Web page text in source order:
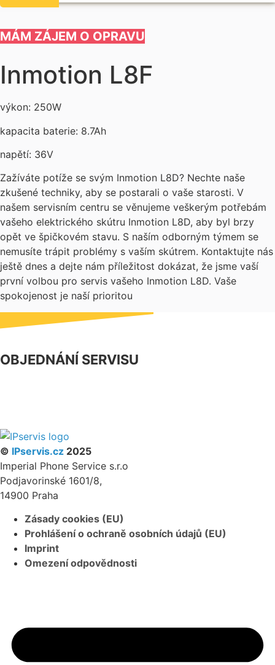
MÁM ZÁJEM O OPRAVU
Inmotion L8F
výkon: 250W
kapacita baterie: 8.7Ah
napětí: 36V
Zažíváte potíže se svým Inmotion L8D? Nechte naše
zkušené techniky, aby se postarali o vaše starosti. V
našem servisním centru se věnujeme veškerým potřebám
vašeho elektrického skútru Inmotion L8D, aby byl brzy
opět ve špičkovém stavu. S naším odborným týmem se
nemusíte trápit problémy s vaším skútrem. Kontaktujte nás
ještě dnes a dejte nám příležitost dokázat, že jsme vaší
první volbou pro servis vašeho Inmotion L8D. Vaše
spokojenost je naší prioritou
OBJEDNÁNÍ SERVISU
© IPservis.cz 2025
Imperial Phone Service s.r.o
Podjavorinské 1601/8,
14900 Praha
Zásady cookies (EU)
Prohlášení o ochraně osobních údajů (EU)
Imprint
Omezení odpovědnosti